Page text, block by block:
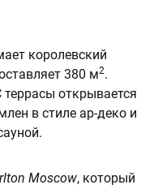
королевский
380 м2.
открывается
в стиле ар-деко и
Moscow, который